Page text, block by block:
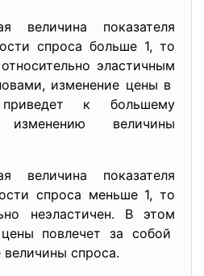
величина показателя
спроса больше 1, то
эластичным
изменение цены в
к большему
изменению величины
величина показателя
спроса меньше 1, то
неэластичен. В этом
повлечет за собой
спроса.